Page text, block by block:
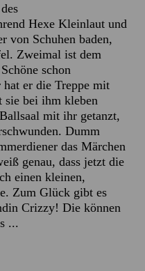
Hexe Kleinlaut und
von Schuhen baden,
Zweimal ist dem
schon
er die Treppe mit
sie bei ihm kleben
mit ihr getanzt,
Dumm
das Märchen
genau, dass jetzt die
einen kleinen,
Zum Glück gibt es
Crizzy! Die können
...